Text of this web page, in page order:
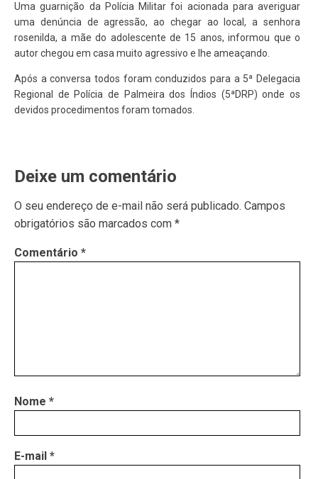
Uma guarnição da Polícia Militar foi acionada para averiguar
uma denúncia de agressão, ao chegar ao local, a senhora
rosenilda, a mãe do adolescente de 15 anos, informou que o
autor chegou em casa muito agressivo e lhe ameaçando.
Após a conversa todos foram conduzidos para a 5ª Delegacia
Regional de Polícia de Palmeira dos Índios (5ªDRP) onde os
devidos procedimentos foram tomados.
Deixe um comentário
O seu endereço de e-mail não será publicado. Campos
obrigatórios são marcados com *
Comentário *
Nome *
E-mail *